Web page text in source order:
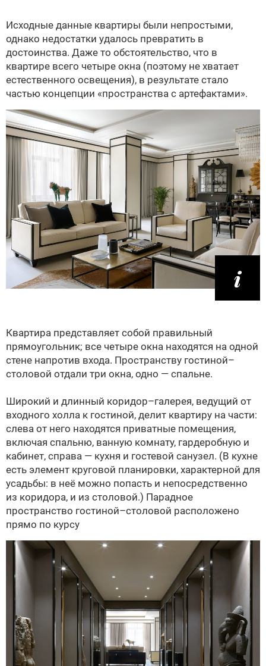
Исходные данные квартиры были непростыми,
однако недостатки удалось превратить в
достоинства. Даже то обстоятельство, что в
квартире всего четыре окна (поэтому не хватает
естественного освещения), в результате стало
частью концепции «пространства с артефактами».
Квартира представляет собой правильный
прямоугольник; все четыре окна находятся на одной
стене напротив входа. Пространству гостиной–
столовой отдали три окна, одно — спальне.
Широкий и длинный коридор–галерея, ведущий от
входного холла к гостиной, делит квартиру на части:
слева от него находятся приватные помещения,
включая спальню, ванную комнату, гардеробную и
кабинет, справа — кухня и гостевой санузел. (В кухне
есть элемент круговой планировки, характерной для
усадьбы: в неё можно попасть и непосредственно
из коридора, и из столовой.) Парадное
пространство гостиной–столовой расположено
прямо по курсу